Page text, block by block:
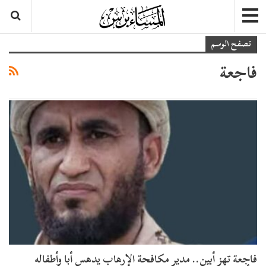
تصفح الوسم
فاجعة
فاجعة تهز أبين.. مدير مكافحة الإرهاب يدهس أبا وأطفاله